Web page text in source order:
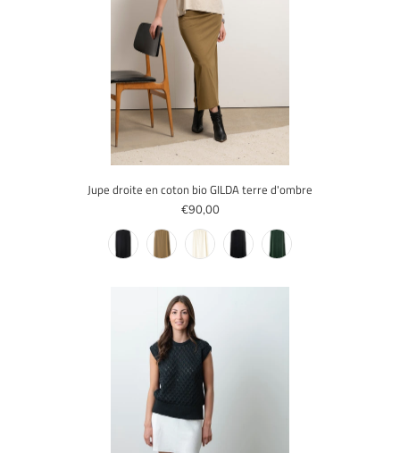
Jupe droite en coton bio GILDA terre d'ombre
€90,00